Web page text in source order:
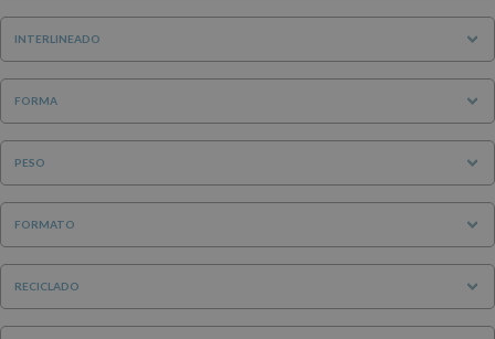
INTERLINEADO
FORMA
PESO
FORMATO
RECICLADO